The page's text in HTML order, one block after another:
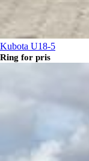
Kubota U18-5
Ring for pris